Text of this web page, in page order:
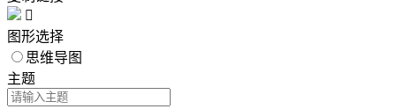

图形选择
思维导图
主题